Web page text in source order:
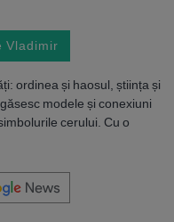
Vladimir
ordinea și haosul, știința și
modele și conexiuni
cerului. Cu o